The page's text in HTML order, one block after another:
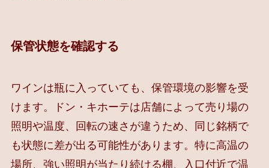
保管状態を確認する
ワインは瓶に入っていても、保管環境の影響を受
けます。ドン・キホーテは店舗によって売り場の
照明や温度、回転の速さが違うため、同じ銘柄で
も状態に差が出る可能性があります。特に高温の
場所、強い照明が当たり続ける棚、入口付近で温